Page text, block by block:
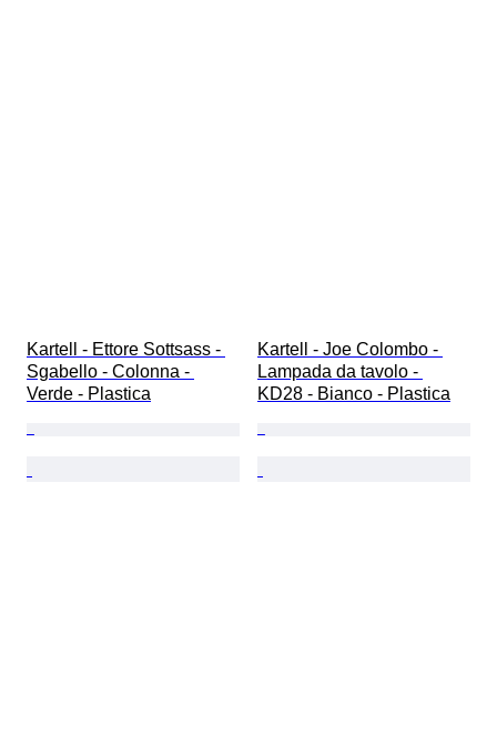
Kartell - Ettore Sottsass -
Sgabello - Colonna -
Verde - Plastica
Kartell - Joe Colombo -
Lampada da tavolo -
KD28 - Bianco - Plastica